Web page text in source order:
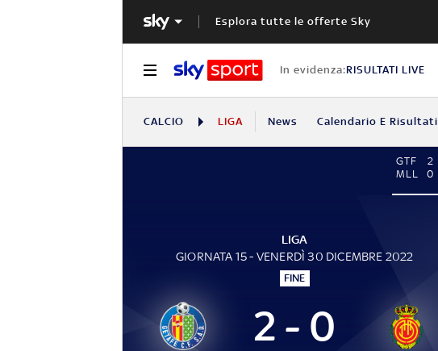
Esplora tutte le offerte Sky
In evidenza:RISULTATI LIVE
CALCIO LIGA News Calendario E Risultati
GTF
2
MLL
0
LIGA
GIORNATA 15 - VENERDÌ 30 DICEMBRE 2022
FINE
2 - 0